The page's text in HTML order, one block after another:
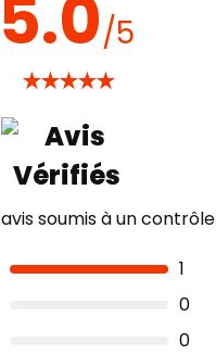
5.0/5
★★★★★
avis soumis à un contrôle
1
0
0